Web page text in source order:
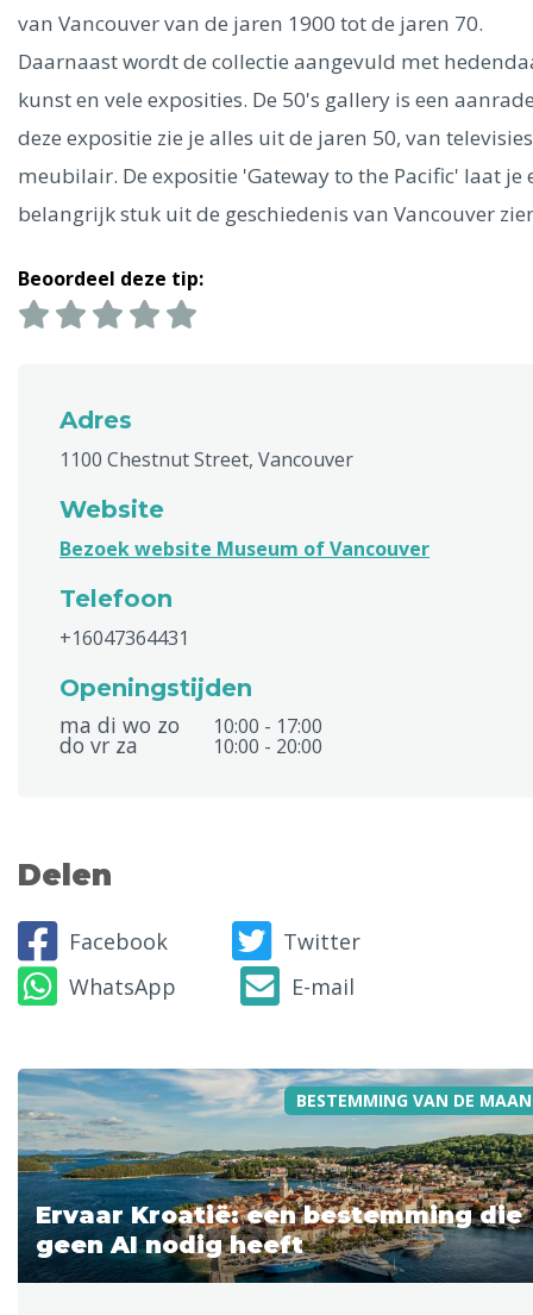
Berlijn Venetië
Dublin
Hong Kong München Wenen Budapest
Madrid
Vancouver
Alles bekijken
van Vancouver van de jaren 1900 tot de jaren 70.
Daarnaast wordt de collectie aangevuld met
kunst en vele exposities. De 50's gallery is een
deze expositie zie je alles uit de jaren 50, van
meubilair. De expositie 'Gateway to the Pacific' laat je
belangrijk stuk uit de geschiedenis van Vancouver
Beoordeel deze tip:
Adres
1100 Chestnut Street, Vancouver
Website
Bezoek website Museum of Vancouver
Telefoon
+16047364431
Openingstijden
ma di wo zo
10:00 - 17:00
do vr za 10:00 - 20:00
Delen
Facebook
Twitter
WhatsApp
E-mail
BESTEMMING VAN DE
Ervaar Kroatië: een bestemming die
geen AI nodig heeft